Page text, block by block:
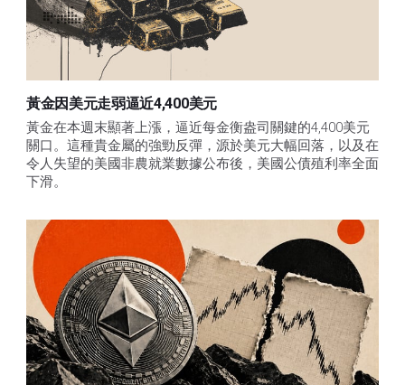
黃金因美元走弱逼近4,400美元
黃金在本週末顯著上漲，逼近每金衡盎司關鍵的4,400美元
關口。這種貴金屬的強勁反彈，源於美元大幅回落，以及在
令人失望的美國非農就業數據公布後，美國公債殖利率全面
下滑。